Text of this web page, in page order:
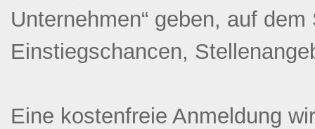
Unternehmen“ geben, auf
Einstiegschancen,
Eine kostenfreie Anmeldung